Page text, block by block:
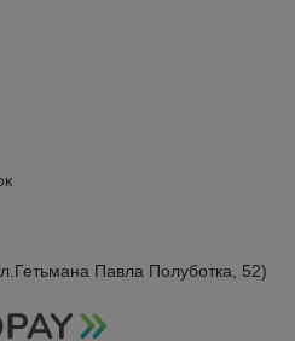
Павла Полуботка, 52)